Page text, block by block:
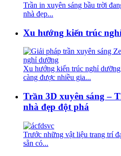
Trần in xuyên sáng bầu trời
nhà đẹp...
Xu hướng kiến trúc
Xu hướng kiến trúc nghỉ
càng được nhiều gia...
Trần 3D xuyên sáng –
nhà đẹp đột phá
Trước những vật liệu trang trí
sẵn có...